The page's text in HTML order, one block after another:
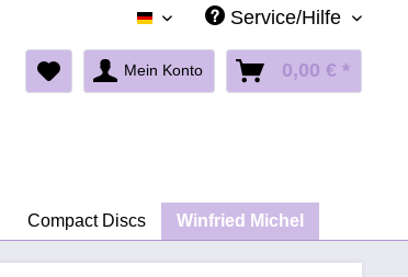
Deutsch Service/Hilfe
Mein Konto 0,00 € *
Compact Discs Winfried Michel